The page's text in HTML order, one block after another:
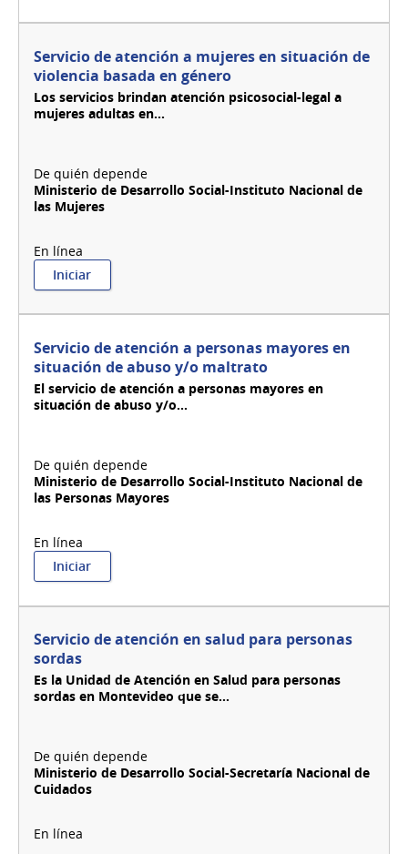
Servicio de atención a mujeres en situación de
violencia basada en género
Los servicios brindan atención psicosocial-legal a
mujeres adultas en...
Ministerio de Desarrollo Social-Instituto Nacional de
las Mujeres
Iniciar:
Servicio
mujeres
en
situación
de
género
Servicio de atención a personas mayores en
situación de abuso y/o maltrato
El servicio de atención a personas mayores en
situación de abuso y/o...
Ministerio de Desarrollo Social-Instituto Nacional de
las Personas Mayores
Iniciar:
Servicio
personas
en
situación
maltrato
Servicio de atención en salud para personas
sordas
Es la Unidad de Atención en Salud para personas
sordas en Montevideo que se...
Ministerio de Desarrollo Social-Secretaría Nacional de
Cuidados